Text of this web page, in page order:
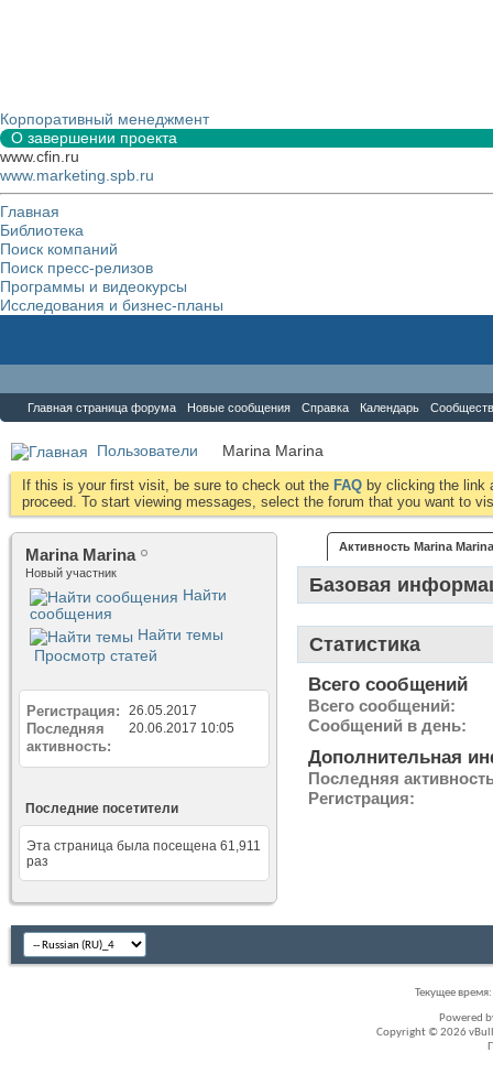
Корпоративный менеджмент
О завершении проекта
www.cfin.ru
www.marketing.spb.ru
Главная
Библиотека
Поиск компаний
Поиск пресс-релизов
Программы и видеокурсы
Исследования и бизнес-планы
Главная страница форума Новые сообщения Справка Календарь
Пользователи Marina Marina
If this is your first visit, be sure to check out the FAQ by clicking the link
proceed. To start viewing messages, select the forum that you want to
Marina Marina
Новый участник
Найти
сообщения
Найти темы
Просмотр статей
Регистрация 26.05.2017
Последняя
активность
20.06.2017 10:05
Последние посетители
Эта страница была посещена 61,911
раз
Активность Marina Marina
Базовая
Статистика
Всего сообщений
Всего сообщений
Сообщений в день
Дополнительная
Последняя
Регистрация
Текущее время:
Powered
Copyright © 2026